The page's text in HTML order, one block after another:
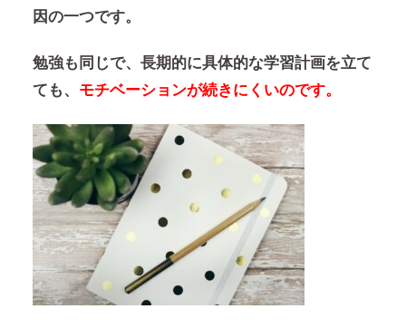
因の一つです。
勉強も同じで、長期的に具体的な学習計画を立て
ても、 モチベーションが続きにくいのです。